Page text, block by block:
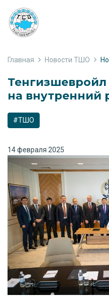
Главная Новости ТШО
Тенгизшевройл
на внутренний
#ТШО
14 февраля 2025